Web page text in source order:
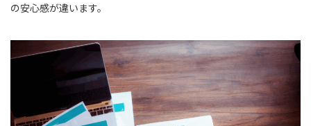
の安心感が違います。